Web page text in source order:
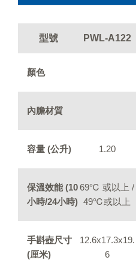
型號 PWL-A122
顏色
內膽材質
容量 (公升) 1.20
保溫效能 (10
小時/24小時)
69℃ 或以上 /
49℃或以上
手斟壺尺寸
(厘米)
12.6x17.3x19.
6